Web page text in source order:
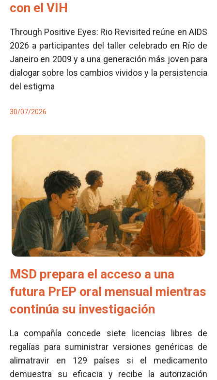
con el VIH
Through Positive Eyes: Rio Revisited reúne en AIDS
2026 a participantes del taller celebrado en Río de
Janeiro en 2009 y a una generación más joven para
dialogar sobre los cambios vividos y la persistencia
del estigma
30/07/2026
MSD prepara el acceso a una
futura PrEP oral mensual mientras
continúa su investigación
La compañía concede siete licencias libres de
regalías para suministrar versiones genéricas de
alimatravir en 129 países si el medicamento
demuestra su eficacia y recibe la autorización